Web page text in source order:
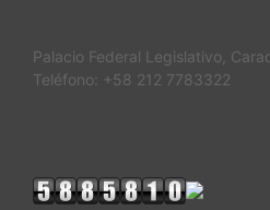
Palacio Federal Legislativo,
Teléfono: +58 212 7783322